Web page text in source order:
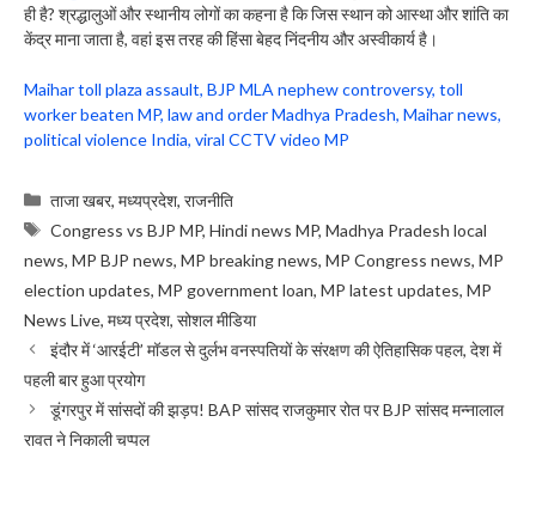
ही है? श्रद्धालुओं और स्थानीय लोगों का कहना है कि जिस स्थान को आस्था और शांति का
केंद्र माना जाता है, वहां इस तरह की हिंसा बेहद निंदनीय और अस्वीकार्य है।
Maihar toll plaza assault, BJP MLA nephew controversy, toll
worker beaten MP, law and order Madhya Pradesh, Maihar news,
political violence India, viral CCTV video MP
Categories
ताजा खबर,मध्यप्रदेश,राजनीति
Tags
Congress vs BJP MP,Hindi news MP,Madhya Pradesh local
news, MP BJP news, MP breaking news, MP Congress news, MP
election updates, MP government loan, MP latest updates, MP
News Live, मध्य प्रदेश, सोशल मीडिया
इंदौर में ‘आरईटी’ मॉडल से दुर्लभ वनस्पतियों के संरक्षण की ऐतिहासिक पहल, देश में
पहली बार हुआ प्रयोग
डूंगरपुर में सांसदों की झड़प! BAP सांसद राजकुमार रोत पर BJP सांसद मन्नालाल
रावत ने निकाली चप्पल